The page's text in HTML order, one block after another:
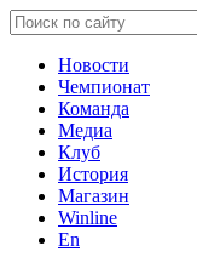
Новости
Чемпионат
Команда
Медиа
Клуб
История
Магазин
Winline
En